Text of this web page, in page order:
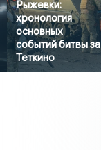
Рыжевки:
хронология
основных
событий битвы за
Теткино